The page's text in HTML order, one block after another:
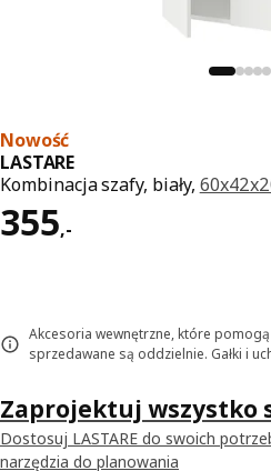
Nowość
LASTARE
Kombinacja szafy, biały,
355,-
Cena 355,-
Akcesoria wewnętrzne, które
sprzedawane są oddzielnie. Gałki i
Zaprojektuj wszystko
Dostosuj LASTARE do swoich
narzędzia do planowania